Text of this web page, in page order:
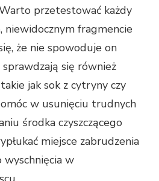
przetestować każdy
niewidocznym fragmencie
że nie spowoduje on
się również
jak sok z cytryny czy
w usunięciu trudnych
środka czyszczącego
miejsce zabrudzenia
wyschnięcia w